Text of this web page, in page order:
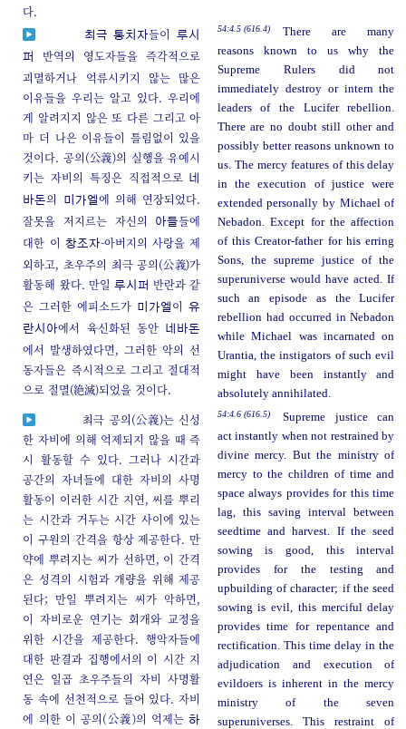
다.
최극 통치자들이루시
퍼
반역의 영도자들을 즉각적으로
괴멸하거나 억류시키지 않는 많은
이유들을 우리는 알고 있다. 우리에
게 알려지지 않은 또 다른 그리고 아
마 더 나은 이유들이 틀림없이 있을
것이다. 공의(公義)의 실행을 유예시
키는 자비의 특징은 직접적으로 네
바돈의 미가엘에 의해 연장되었다.
잘못을 저지르는 자신의
아들들에
대한 이 창조자-아버지의 사랑을 제
외하고, 초우주의 최극 공의(公義)가
활동해 왔다. 만일 루시퍼 반란과 같
은 그러한 에피소드가 미가엘 이유
란시아에서 육신화된 동안 네바돈
에서 발생하였다면, 그러한 악의 선
동자들은 즉시적으로 그리고 절대적
으로 절멸(絶滅)되었을 것이다.
54:4.5 (616.4)
There are many
reasons known to us why the
Supreme Rulers did not
immediately destroy or intern the
leaders of the Lucifer rebellion.
There are no doubt still other and
possibly better reasons unknown to
us. The mercy features of this delay
in the execution of justice were
extended personally by Michael of
Nebadon. Except for the affection
of this Creator-father for his erring
Sons, the supreme justice of the
superuniverse would have acted. If
such an episode as the Lucifer
rebellion had occurred in Nebadon
while Michael was incarnated on
Urantia, the instigators of such evil
might have been instantly and
absolutely annihilated.
최극 공의(公義)는 신성
한 자비에 의해 억제되지 않을 때 즉
시 활동할 수 있다. 그러나 시간과
공간의 자녀들에 대한 자비의 사명
활동이 이러한 시간 지연, 씨를 뿌리
는 시간과 거두는 시간 사이에 있는
이 구원의 간격을 항상 제공한다. 만
약에 뿌려지는 씨가 선하면, 이 간격
은 성격의 시험과 개량을 위해 제공
된다; 만일 뿌려지는 씨가 악하면,
이 자비로운 연기는 회개와 교정을
위한 시간을 제공한다. 행악자들에
대한 판결과 집행에서의 이 시간 지
연은 일곱 초우주들의 자비 사명활
동 속에 선천적으로 들어 있다. 자비
에 의한 이 공의(公義)의 억제는하
54:4.6 (616.5)
Supreme justice can
act instantly when not restrained by
divine mercy. But the ministry of
mercy to the children of time and
space always provides for this time
lag, this saving interval between
seedtime and harvest. If the seed
sowing is good, this interval
provides for the testing and
upbuilding of character; if the seed
sowing is evil, this merciful delay
provides time for repentance and
rectification. This time delay in the
adjudication and execution of
evildoers is inherent in the mercy
ministry of the seven
superuniverses. This restraint of